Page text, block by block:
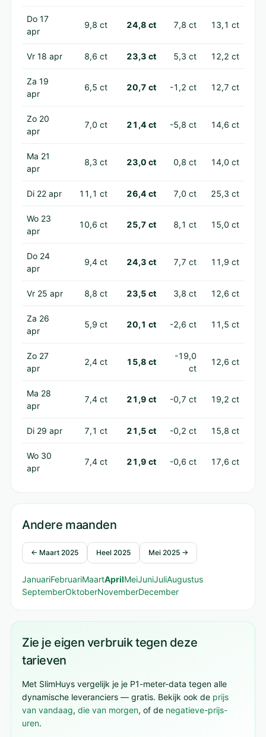
Do 17
apr
9,8 ct 24,8 ct 7,8 ct 13,1 ct
Vr 18 apr 8,6 ct 23,3 ct 5,3 ct 12,2 ct
Za 19
apr
6,5 ct 20,7 ct -1,2 ct 12,7 ct
Zo 20
apr
7,0 ct 21,4 ct -5,8 ct 14,6 ct
Ma 21
apr
8,3 ct 23,0 ct 0,8 ct 14,0 ct
Di 22 apr 11,1 ct 26,4 ct 7,0 ct 25,3 ct
Wo 23
apr
10,6 ct 25,7 ct 8,1 ct 15,0 ct
Do 24
apr
9,4 ct 24,3 ct 7,7 ct 11,9 ct
Vr 25 apr 8,8 ct 23,5 ct 3,8 ct 12,6 ct
Za 26
apr
5,9 ct 20,1 ct -2,6 ct 11,5 ct
Zo 27
apr
2,4 ct 15,8 ct
-19,0
ct
12,6 ct
Ma 28
apr
7,4 ct 21,9 ct -0,7 ct 19,2 ct
Di 29 apr 7,1 ct 21,5 ct -0,2 ct 15,8 ct
Wo 30
apr
7,4 ct 21,9 ct -0,6 ct 17,6 ct
Andere maanden
← Maart 2025 Heel 2025 Mei 2025 →
JanuariFebruariMaartAprilMeiJuniJuliAugustus
SeptemberOktoberNovemberDecember
Zie je eigen verbruik tegen deze
tarieven
Met SlimHuys vergelijk je je P1-meter-data tegen alle
dynamische leveranciers — gratis. Bekijk ook de prijs
van vandaag, die van morgen, of de negatieve-prijs-
uren.